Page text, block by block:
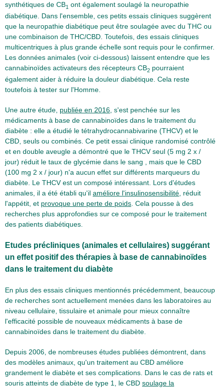
synthétiques de CB1 ont également soulagé la neuropathie
diabétique. Dans l'ensemble, ces petits essais cliniques suggèrent
que la neuropathie diabétique peut être soulagée avec du THC ou
une combinaison de THC/CBD. Toutefois, des essais cliniques
multicentriques à plus grande échelle sont requis pour le confirmer.
Les données animales (voir ci-dessous) laissent entendre que les
cannabinoïdes activateurs des récepteurs CB2 pourraient
également aider à réduire la douleur diabétique. Cela reste
toutefois à tester sur l'Homme.
Une autre étude, publiée en 2016 , s'est penchée sur les
médicaments à base de cannabinoïdes dans le traitement du
diabète : elle a étudié le tétrahydrocannabivarine (THCV) et le
CBD, seuls ou combinés. Ce petit essai clinique randomisé contrôlé
et en double aveugle a démontré que le THCV seul (5 mg 2 x /
jour) réduit le taux de glycémie dans le sang , mais que le CBD
(100 mg 2 x / jour) n'a aucun effet sur différents marqueurs du
diabète. Le THCV est un composé intéressant. Lors d'études
animales, il a été établi qu'il améliore l'insulinosensibilité , réduit
l'appétit, et provoque une perte de poids . Cela pousse à des
recherches plus approfondies sur ce composé pour le traitement
des patients diabétiques.
Etudes précliniques (animales et cellulaires) suggérant
un effet positif des thérapies à base de cannabinoïdes
dans le traitement du diabète
En plus des essais cliniques mentionnés précédemment, beaucoup
de recherches sont actuellement menées dans les laboratoires au
niveau cellulaire, tissulaire et animale pour mieux connaître
l'efficacité possible de nouveaux médicaments à base de
cannabinoïdes dans le traitement du diabète.
Depuis 2006, de nombreuses études publiées démontrent, dans
des modèles animaux, qu'un traitement au CBD améliore
grandement le diabète et ses complications. Dans le cas de rats et
souris atteints de diabète de type 1, le CBD soulage la